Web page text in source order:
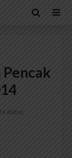
dilihat